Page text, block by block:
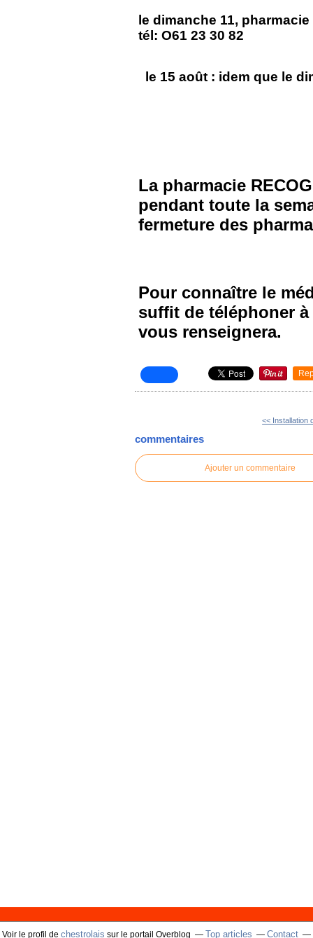
le dimanche 11,
tél: O61 23 30 82
le 15 août : idem que le
La pharmacie
pendant toute la
fermeture des
Pour connaître le
suffit de téléphoner
vous renseignera.
<< Installation
commentaires
Ajouter un commentaire
Voir le profil de chestrolais sur le portail Overblog Top articles Contact